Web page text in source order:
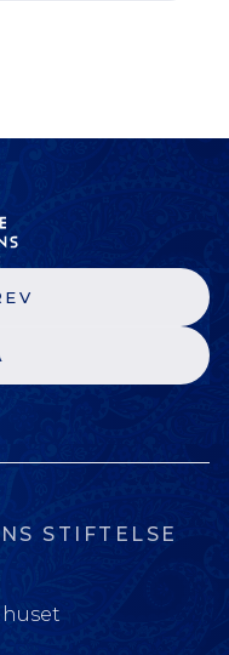
STIFTELSE